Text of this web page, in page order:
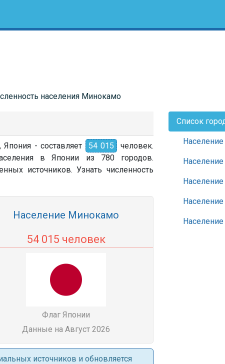
населения Минокамо
- составляет 54 015
человек.
в Японии из 780 городов.
источников. Узнать численность
Население Минокамо
54 015 человек
Флаг Японии
Данные на Август 2026
источников и обновляется
Список
Население